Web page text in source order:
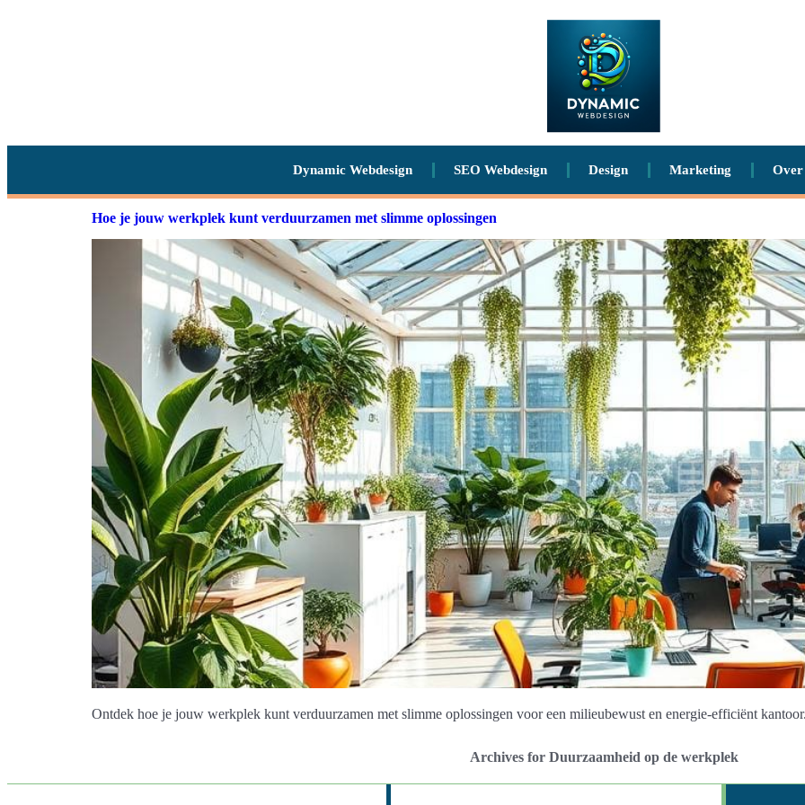
Dynamic Webdesign SEO Webdesign Design Marketing Over
Hoe je jouw werkplek kunt verduurzamen met slimme oplossingen
Ontdek hoe je jouw werkplek kunt verduurzamen met slimme oplossingen voor een milieubewust en energie-efficiënt
Archives for Duurzaamheid op de werkplek